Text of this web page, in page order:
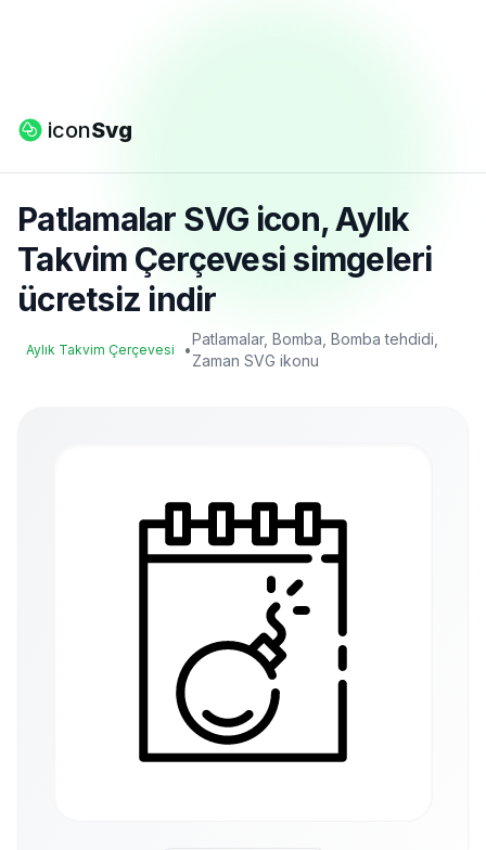
iconSvg
Patlamalar SVG icon, Aylık
Takvim Çerçevesi simgeleri
ücretsiz indir
Aylık Takvim Çerçevesi •
Patlamalar, Bomba, Bomba tehdidi,
Zaman SVG ikonu